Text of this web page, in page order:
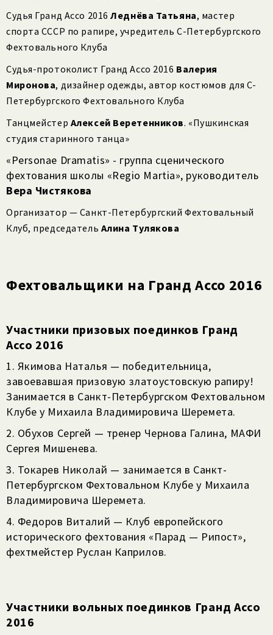
Судья Гранд Ассо 2016Леднёва Татьяна, мастер
спорта СССР по рапире, учредитель С-Петербургского
Фехтовального Клуба
Судья-протоколист Гранд Ассо 2016 Валерия
Миронова, дизайнер одежды, автор костюмов для С-
Петербургского Фехтовального Клуба
Танцмейстер Алексей Веретенников. «Пушкинская
студия старинного танца»
«Personae Dramatis» - группа сценического
фехтования школы «Regio Martia», руководитель
Вера Чистякова
Организатор — Санкт-Петербургский Фехтовальный
Клуб, председатель Алина Тулякова
Фехтовальщики на Гранд Ассо 2016
Участники призовых поединков Гранд
Ассо 2016
1. Якимова Наталья — победительница,
завоевавшая призовую златоустовскую рапиру!
Занимается в Санкт-Петербургском Фехтовальном
Клубе у Михаила Владимировича Шеремета.
2. Обухов Сергей — тренер Чернова Галина, МАФИ
Сергея Мишенева.
3. Токарев Николай — занимается в Санкт-
Петербургском Фехтовальном Клубе у Михаила
Владимировича Шеремета.
4. Федоров Виталий — Клуб европейского
исторического фехтования «Парад — Рипост»,
фехтмейстер Руслан Каприлов.
Участники вольных поединков Гранд Ассо
2016